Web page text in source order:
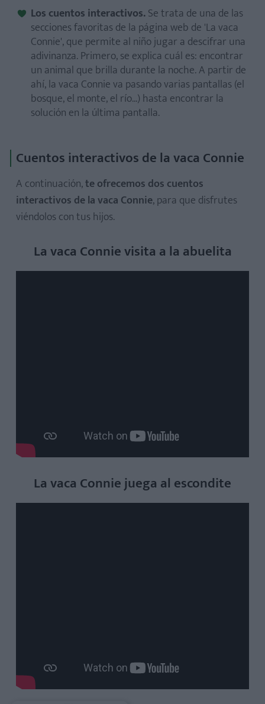
Los cuentos interactivos.Se trata de una de las
secciones favoritas de la página web de 'La vaca
Connie', que permite al niño jugar a descifrar una
adivinanza. Primero, se explica cuál es: encontrar
un animal que brilla durante la noche. A partir de
ahí, la vaca Connie va pasando varias pantallas (el
bosque, el monte, el río...) hasta encontrar la
solución en la última pantalla.
Cuentos interactivos de la vaca Connie
A continuación,te ofrecemos dos cuentos
interactivos de la vaca Connie, para que disfrutes
viéndolos con tus hijos.
La vaca Connie visita a la abuelita
La vaca Connie juega al escondite